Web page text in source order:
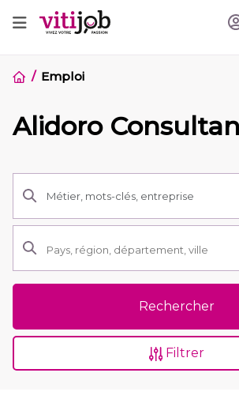
Emploi
Alidoro
Rechercher
Filtrer